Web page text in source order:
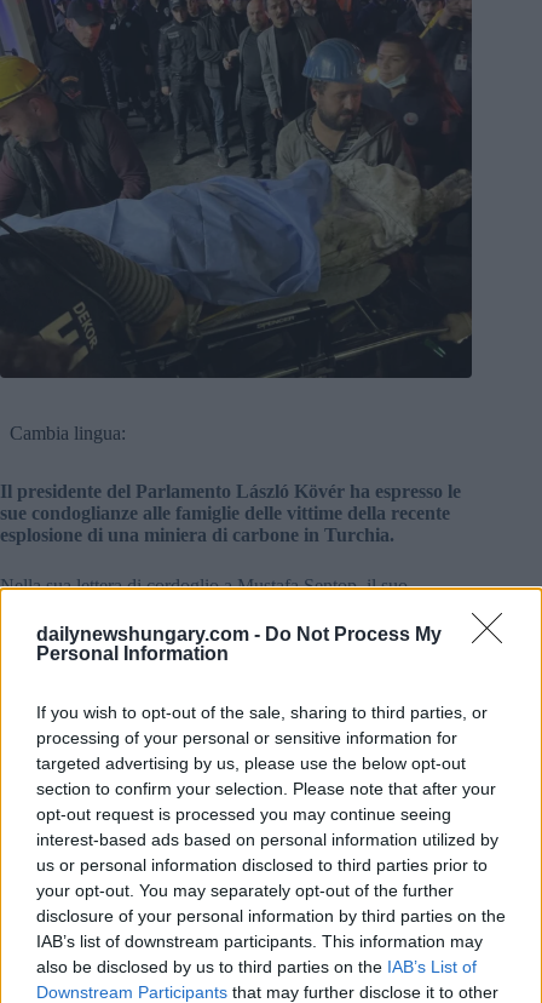
dailynewshungary.com - Do Not Process My
Personal Information
If you wish to opt-out of the sale, sharing to third parties, or
processing of your personal or sensitive information for
targeted advertising by us, please use the below opt-out
section to confirm your selection. Please note that after your
opt-out request is processed you may continue seeing
interest-based ads based on personal information utilized by
us or personal information disclosed to third parties prior to
your opt-out. You may separately opt-out of the further
disclosure of your personal information by third parties on the
IAB’s list of downstream participants. This information may
also be disclosed by us to third parties on the IAB’s List of
Downstream Participants that may further disclose it to other
Cambia lingua:
Il presidente del Parlamento László Kövér ha espresso le
sue condoglianze alle famiglie delle vittime della recente
esplosione di una miniera di carbone in Turchia.
Nella sua lettera di cordoglio a Mustafa Sentop, il suo
grande dolore dell’esplosione della mina di venerdì nella
provincia di Bartin, nel nord della Turchia, che ha causato la
Kövér ha riaffermato il sostegno dell’Ungheria alla Turchia
“in questi tragici momenti” Ha espresso le sue condoglianze a
nome dell’Assemblea nazionale ungherese alle famiglie delle
vittime, augurando una pronta guarigione ai feriti
nell’esplosione.
Almeno 40 persone sono state uccise e 11 ferite
nell’esplosione della miniera, mentre 58 minatori sono
sopravvissuti.